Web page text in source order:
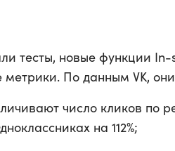
тесты, новые функции
По данным VK,
число кликов по
на 112%;